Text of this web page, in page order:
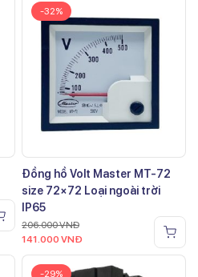
-32%
Đồng hồ Volt Master MT-72
size 72×72 Loại ngoài trời
IP65
206.000VNĐ
141.000 VNĐ
-29%